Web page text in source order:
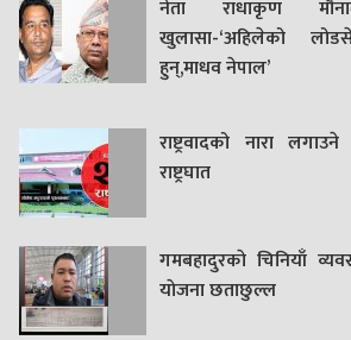
नेता राधाकृण
खुलासा-‘अहिलेको
हुन्,माधव नेपाल’
राष्ट्रवादको नारा
राष्ट्रघात
गमबहादुरकाे चिनियाँ
याेजना छताछुल्ल